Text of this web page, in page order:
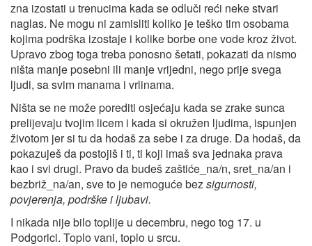
zna izostati u trenucima kada se odluči reći neke stvari
naglas. Ne mogu ni zamisliti koliko je teško tim osobama
kojima podrška izostaje i kolike borbe one vode kroz život.
Upravo zbog toga treba ponosno šetati, pokazati da nismo
ništa manje posebni ili manje vrijedni, nego prije svega
ljudi, sa svim manama i vrlinama.
Ništa se ne može porediti osjećaju kada se zrake sunca
prelijevaju tvojim licem i kada si okružen ljudima, ispunjen
životom jer si tu da hodaš za sebe i za druge. Da hodaš, da
pokazuješ da postojiš i ti, ti koji imaš sva jednaka prava
kao i svi drugi. Pravo da budeš zaštiće_na/n, sret_na/an i
bezbriž_na/an, sve to je nemoguće bezsigurnosti,
povjerenja, podrške i ljubavi.
I nikada nije bilo toplije u decembru, nego tog 17. u
Podgorici. Toplo vani, toplo u srcu.